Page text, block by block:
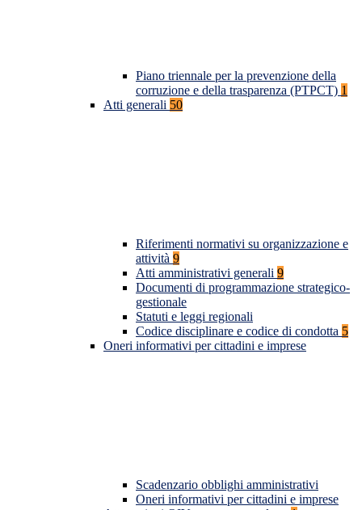
Piano triennale per la prevenzione della
corruzione e della trasparenza (PTPCT) 1
Atti generali 50
Riferimenti normativi su organizzazione e
attività 9
Atti amministrativi generali 9
Documenti di programmazione strategico-
gestionale
Statuti e leggi regionali
Codice disciplinare e codice di condotta 5
Oneri informativi per cittadini e imprese
Scadenzario obblighi amministrativi
Oneri informativi per cittadini e imprese